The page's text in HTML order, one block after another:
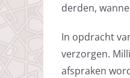
derden,
In opdracht
verzorgen.
afspraken